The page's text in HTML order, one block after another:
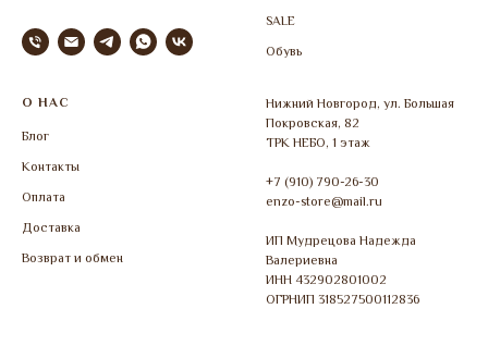
SALE
Обувь
О НАС
Блог
Контакты
Оплата
Доставка
Возврат и обмен
Нижний Новгород, ул. Большая
Покровская, 82
ТРК НЕБО, 1 этаж
+7 (910) 790-26-30
enzo-store@mail.ru
ИП Мудрецова Надежда
Валериевна
ИНН 432902801002
ОГРНИП 318527500112836